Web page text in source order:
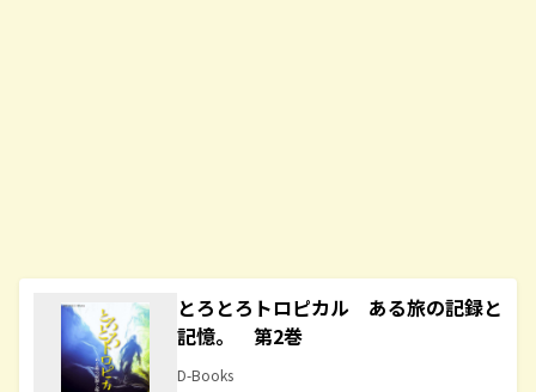
とろとろトロピカル ある旅の記録と
記憶。 第2巻
D-Books